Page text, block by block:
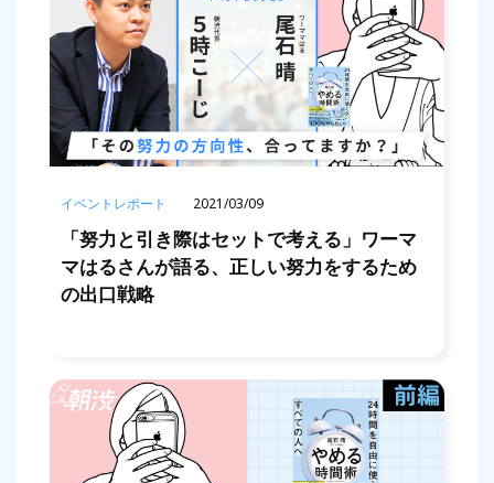
イベントレポート 2021/03/09
「努力と引き際はセットで考える」ワーマ
マはるさんが語る、正しい努力をするため
の出口戦略